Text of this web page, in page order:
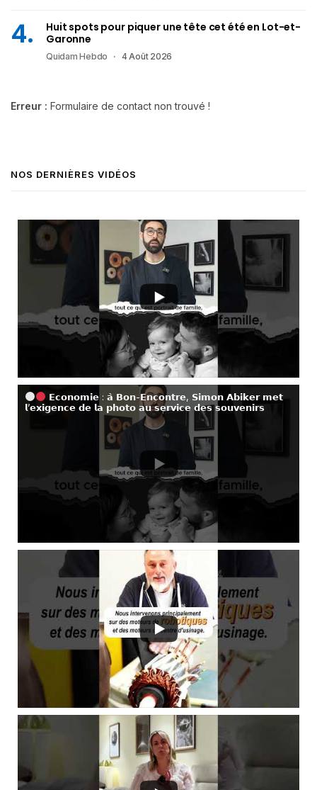
Huit spots pour piquer une tête cet été en Lot-et-
Garonne
Quidam Hebdo 4 Août 2026
Erreur : Formulaire de contact non trouvé !
NOS DERNIÈRES VIDÉOS
𝗘𝗰𝗼𝗻𝗼𝗺𝗶𝗲 : 𝗮̀ 𝗕𝗼𝗻-𝗘𝗻𝗰𝗼𝗻𝘁𝗿𝗲, 𝗦𝗶𝗺𝗼𝗻 𝗔𝗯𝗶𝗸𝗲𝗿 𝗺𝗲𝘁
𝗹’𝗲𝘅𝗶𝗴𝗲𝗻𝗰𝗲 𝗱𝗲 𝗹𝗮 𝗽𝗵𝗼𝘁𝗼 𝗮𝘂 𝘀𝗲𝗿𝘃𝗶𝗰𝗲 𝗱𝗲𝘀 𝘀𝗼𝘂𝘃𝗲𝗻𝗶𝗿𝘀